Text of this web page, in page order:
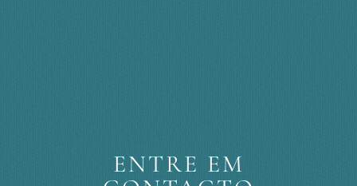
ENTRE EM